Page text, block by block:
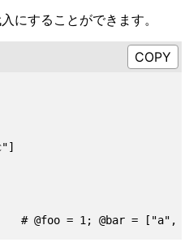
にすることができます。